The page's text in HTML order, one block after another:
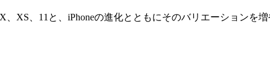
、XS、11と、iPhoneの進化とともにそのバリエーションを